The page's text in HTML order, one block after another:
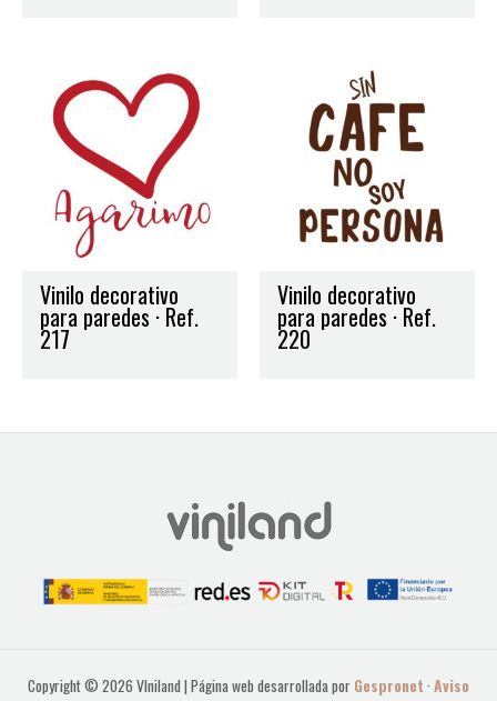
Vinilo decorativo
para paredes · Ref.
217
Vinilo decorativo
para paredes · Ref.
220
Copyright © 2026 VIniland | Página web desarrollada por Gespronet · Aviso